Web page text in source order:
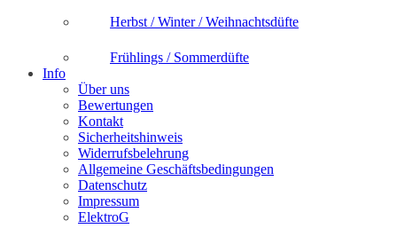
Herbst / Winter / Weihnachtsdüfte
Frühlings / Sommerdüfte
Info
Über uns
Bewertungen
Kontakt
Sicherheitshinweis
Widerrufsbelehrung
Allgemeine Geschäftsbedingungen
Datenschutz
Impressum
ElektroG